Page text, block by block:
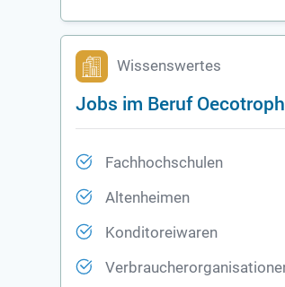
Wissenswertes
Jobs im Beruf
Fachhochschulen
Altenheimen
Konditoreiwaren